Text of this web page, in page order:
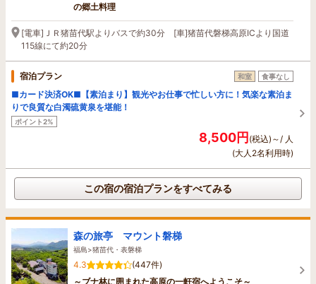
の郷土料理
[電車]ＪＲ猪苗代駅よりバスで約30分 [車]猪苗代磐梯高原ICより国道
115線にて約20分
宿泊プラン 和室 食事なし
■カード決済OK■【素泊まり】観光やお仕事で忙しい方に！気楽な素泊ま
りで良質な白濁硫黄泉を堪能！
ポイント2%
8,500円(税込)～/ 人
(大人2名利用時)
この宿の宿泊プランをすべてみる
森の旅亭 マウント磐梯
福島>猪苗代・表磐梯
4.3
(447件)
～ブナ林に囲まれた高原の一軒宿へようこそ～